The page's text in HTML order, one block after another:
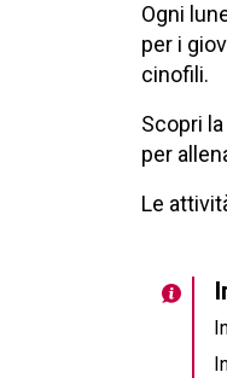
Ogni
per i
cinofili.
Scopri
per
Le